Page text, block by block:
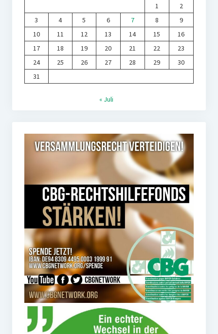
1
2
3
4 5 6 7 8
9
10
11 12 13 14 15
16
17
18 19 20 21 22
23
24
25 26 27 28 29
30
31
« Juli